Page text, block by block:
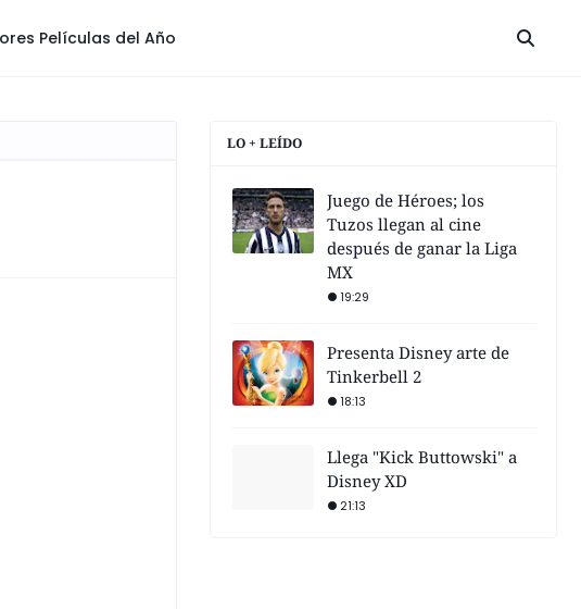
Películas del Año
LO + LEÍDO
Juego de Héroes; los
Tuzos llegan al cine
después de ganar la Liga
MX
19:29
Presenta Disney arte de
Tinkerbell 2
18:13
Llega "Kick Buttowski" a
Disney XD
21:13